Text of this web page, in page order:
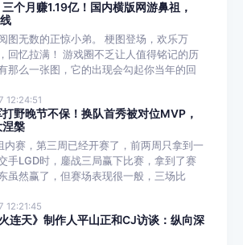
个月赚1.19亿！国内横版网游鼻祖，
图无数的正惊小弟。 梗图登场，欢乐万
回忆拉满！ 游戏圈不乏让人值得铭记的历
那么一张图，它的出现会勾起你当年的回
12:24:51
野晚节不保！换队首秀被对位MVP，
涅槃
内赛，第三周已经开赛了，前两周只拿到一
手LGD时，鏖战三局赢下比赛，拿到了赛
虽然赢了，但赛场表现很一般，三场比
12:21:45
连天》制作人平山正和CJ访谈：纵向深